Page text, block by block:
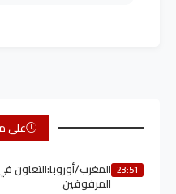
على
23:51 المغرب/أوروبا:التعاون
المرفوقين